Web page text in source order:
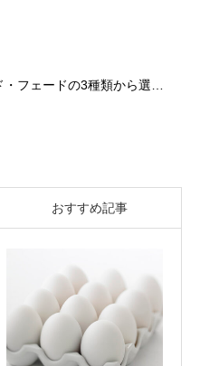
・フェードの3種類から選…
おすすめ記事